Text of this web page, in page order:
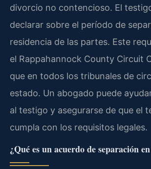
divorcio no contencioso. El
declarar sobre el período de
residencia de las partes. Este
el Rappahannock County Circuit
que en todos los tribunales de
estado. Un abogado puede
al testigo y asegurarse de que el
cumpla con los requisitos legales.
¿Qué es un acuerdo de separación